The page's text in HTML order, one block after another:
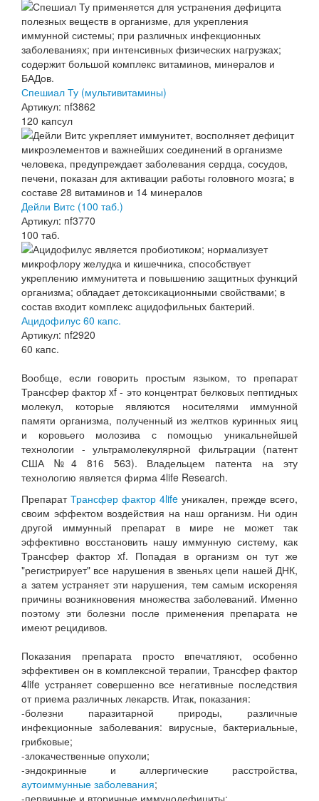
Спешиал Ту (мультивитамины)
Артикул: nf3862
120 капсул
Дейли Витс (100 таб.)
Артикул: nf3770
100 таб.
Ацидофилус 60 капс.
Артикул: nf2920
60 капс.
Вообще, если говорить простым языком, то препарат
Трансфер фактор xf - это концентрат белковых пептидных
молекул, которые являются носителями иммунной
памяти организма, полученный из желтков куринных яиц
и коровьего молозива с помощью уникальнейшей
технологии - ультрамолекулярной фильтрации (патент
США №4 816 563). Владельцем патента на эту
технологию является фирма 4life Research.
Препарат Трансфер фактор 4life уникален, прежде всего,
своим эффектом воздействия на наш организм. Ни один
другой иммунный препарат в мире не может так
эффективно восстановить нашу иммунную систему, как
Трансфер фактор xf. Попадая в организм он тут же
"регистрирует" все нарушения в звеньях цепи нашей ДНК,
а затем устраняет эти нарушения, тем самым искореняя
причины возникновения множества заболеваний. Именно
поэтому эти болезни после применения препарата не
имеют рецидивов.
Показания препарата просто впечатляют, особенно
эффективен он в комплексной терапии, Трансфер фактор
4life устраняет совершенно все негативные последствия
от приема различных лекарств. Итак, показания:
-болезни паразитарной природы, различные
инфекционные заболевания: вирусные, бактериальные,
грибковые;
-злокачественные опухоли;
-эндокринные и аллергические расстройства,
аутоиммунные заболевания;
-первичные и вторичные иммунодефициты;